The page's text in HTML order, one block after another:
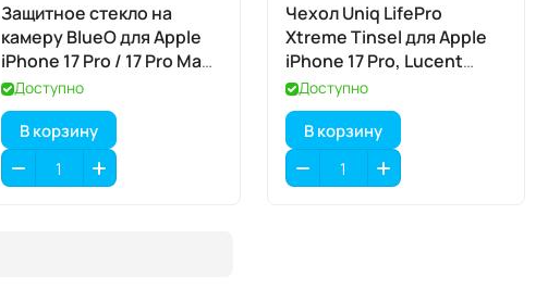
Защитное стекло на
камеру BlueO для Apple
iPhone 17 Pro / 17 Pro Max,
Aluminium, 3 шт., Silver
(серебристый), с
аппликатором
Доступно
В корзину
Чехол Uniq LifePro
Xtreme Tinsel для Apple
iPhone 17 Pro, Lucent
(прозрачный), MagSafe
Доступно
В корзину